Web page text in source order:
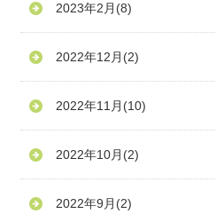
2023年2月 (8)
2022年12月 (2)
2022年11月 (10)
2022年10月 (2)
2022年9月 (2)